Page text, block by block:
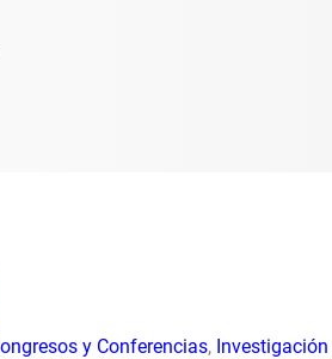
y Conferencias,